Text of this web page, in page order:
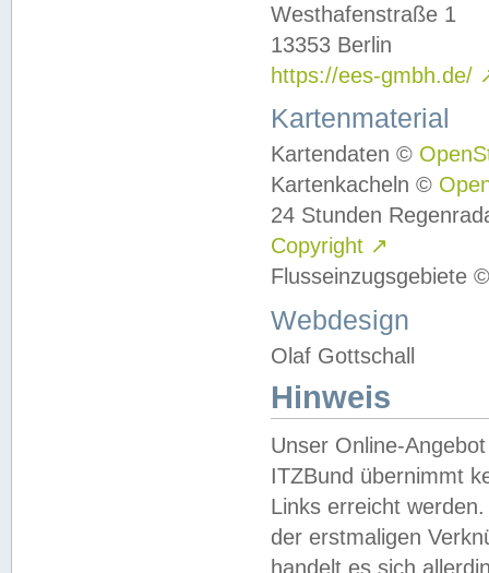
Westhafenstraße 1
13353 Berlin
https://ees-gmbh.de/
Kartenmaterial
Kartendaten ©
Kartenkacheln ©
24 Stunden
Copyright ↗
Flusseinzugsgebiete
Webdesign
Olaf Gottschall
Hinweis
Unser Online-
ITZBund übernimmt
Links erreicht
der erstmaligen
handelt es sich